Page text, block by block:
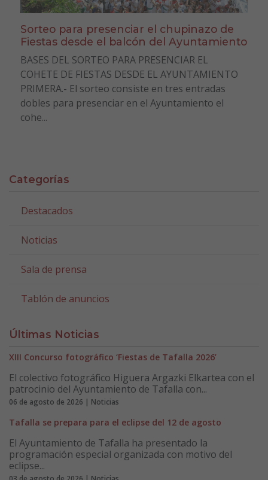
Sorteo para presenciar el chupinazo de
Fiestas desde el balcón del Ayuntamiento
BASES DEL SORTEO PARA PRESENCIAR EL
COHETE DE FIESTAS DESDE EL AYUNTAMIENTO
PRIMERA.- El sorteo consiste en tres entradas
dobles para presenciar en el Ayuntamiento el
cohe...
Categorías
Destacados
Noticias
Sala de prensa
Tablón de anuncios
Últimas Noticias
XIII Concurso fotográfico ‘Fiestas de Tafalla 2026’
El colectivo fotográfico Higuera Argazki Elkartea con el
patrocinio del Ayuntamiento de Tafalla con...
06 de agosto de 2026 | Noticias
Tafalla se prepara para el eclipse del 12 de agosto
El Ayuntamiento de Tafalla ha presentado la
programación especial organizada con motivo del
eclipse...